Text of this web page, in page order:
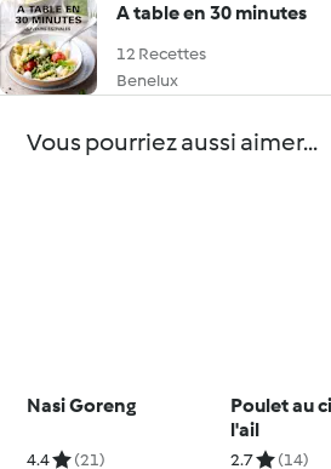
A table en 30 minutes
12 Recettes
Benelux
Vous pourriez aussi aimer...
Nasi Goreng
4.4 (21)
Poulet au
l'ail
2.7 (14)